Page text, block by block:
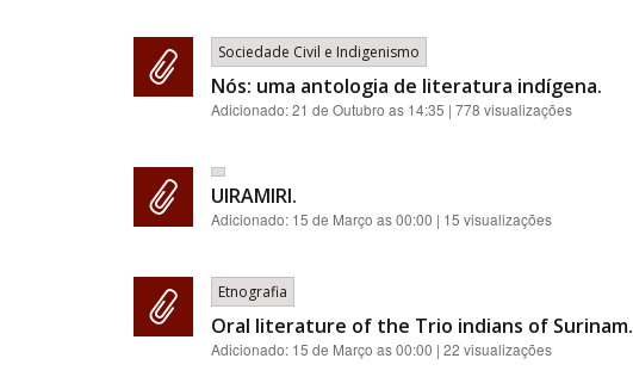
Sociedade Civil e Indigenismo
Nós: uma antologia de literatura indígena.
Adicionado:21 de Outubro as 14:35 | 778 visualizações
UIRAMIRI.
Adicionado: 15 de Março as 00:00 | 15 visualizações
Etnografia
Oral literature of the Trio indians of Surinam.
Adicionado: 15 de Março as 00:00 | 22 visualizações